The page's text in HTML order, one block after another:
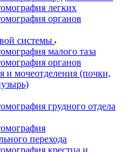
легких
органов
системы
малого таза
органов
и мочеотделения (почки,
грудного отдела
перехода
крестца и